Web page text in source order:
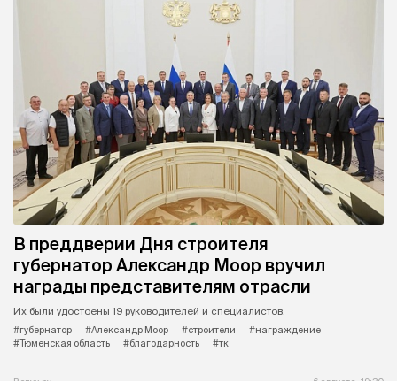
В преддверии Дня строителя
губернатор Александр Моор вручил
награды представителям отрасли
Их были удостоены 19 руководителей и специалистов.
#губернатор
#Александр Моор #строители
#награждение
#Тюменская область
#благодарность #тк